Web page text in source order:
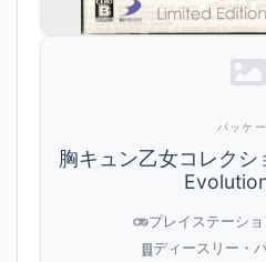
パッケ
胸キュン乙女コレクシ
プレイステーシ
ディースリー・